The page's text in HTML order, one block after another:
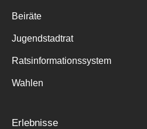
Beiräte
Jugendstadtrat
Ratsinformationssystem
Wahlen
Erlebnisse